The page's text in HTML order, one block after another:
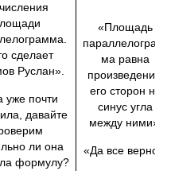
сделает
Руслан».
уже почти
давайте
ли она
формулу?
«Площадь
параллелограм­
ма равна
произведению
его сторон на
синус угла
между ними».
«Да все верно».